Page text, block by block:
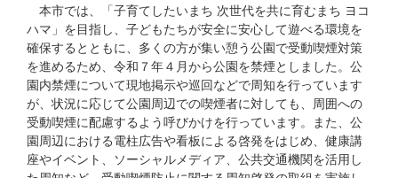
本市では、「子育てしたいまち 次世代を共に育むまち ヨコ
ハマ」を目指し、子どもたちが安全に安心して遊べる環境を
確保するとともに、多くの方が集い憩う公園で受動喫煙対策
を進めるため、令和７年４月から公園を禁煙としました。公
園内禁煙について現地掲示や巡回などで周知を行っています
が、状況に応じて公園周辺での喫煙者に対しても、周囲への
受動喫煙に配慮するよう呼びかけを行っています。また、公
園周辺における電柱広告や看板による啓発をはじめ、健康講
座やイベント、ソーシャルメディア、公共交通機関を活用し